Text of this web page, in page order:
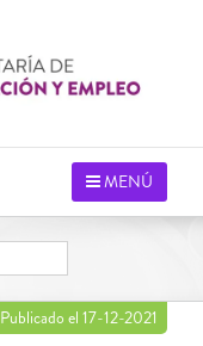
MENÚ
Publicado el 17-12-2021